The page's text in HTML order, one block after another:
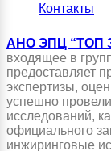
Контакты
АНО ЭПЦ “ТОП
входящее в
предоставляет
экспертизы,
успешно
исследований,
официального
инжиринговые